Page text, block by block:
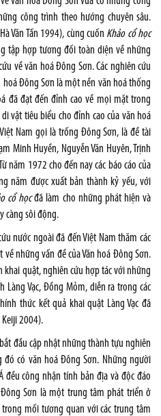
công trình theo hướng chuyên sâu.
Văn Tấn 1994), cùng cuốn Khảo cổ học
tập hợp tương đối toàn diện về những
về văn hoá Đông Sơn. Các nghiên cứu
Đông Sơn là một nền văn hoá thống
đã đạt đến đỉnh cao về mọi mặt trong
vật tiêu biểu cho đỉnh cao của văn hoá
Nam gọi là trống Đông Sơn, là đề tài
Minh Huyền, Nguyễn Văn Huyên, Trịnh
năm 1972 cho đến nay các báo cáo của
năm được xuất bản thành kỷ yếu, với
cổ họcđã làm cho những phát hiện và
càng sôi động.
nước ngoài đã đến Việt Nam thăm các
những vấn đề của Văn hoá Đông Sơn.
quật, nghiên cứu hợp tác với những
Làng Vạc, Đồng Mỏm, diễn ra trong các
thức kết quả khai quật Làng Vạc đã
Keiji 2004).
đầu cập nhật những thành tựu nghiên
đó có văn hoá Đông Sơn. Những người
đều công nhận tính bản địa và độc đáo
Sơn là một trung tâm phát triển ở
mối tương quan với các trung tâm